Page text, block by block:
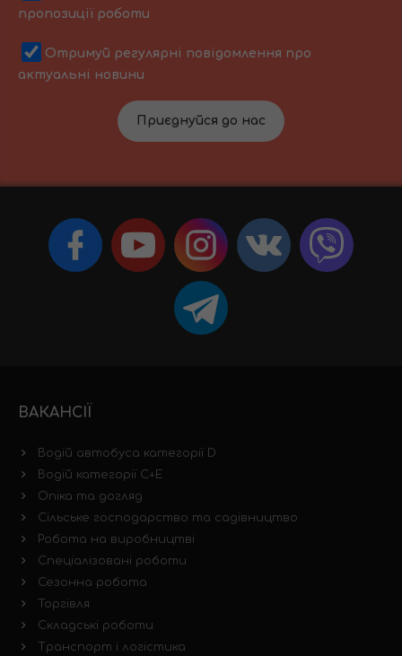
пропозиції роботи
Отримуй регулярні повідомлення про
актуальні новини
Приєднуйся до нас
ВАКАНСІЇ
Водій автобуса категорії D
Водій категорії C+E
Опіка та догляд
Сільське господарство та садівництво
Робота на виробництві
Спеціалізовані роботи
Сезонна робота
Торгівля
Складські роботи
Транспорт і логістика